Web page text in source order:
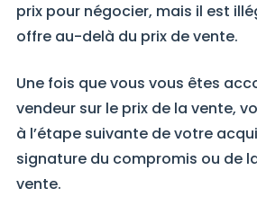
prix pour négocier, mais il est
offre au-delà du prix de vente.
Une fois que vous vous êtes
vendeur sur le prix de la vente,
à l’étape suivante de votre
signature du compromis ou de
vente.